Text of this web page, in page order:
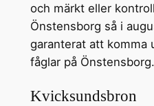
och märkt eller
Önstensborg så i
garanterat att komma
fåglar på Önstensborg.
Kvicksundsbron